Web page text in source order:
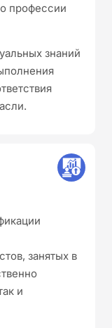
профессии
знаний
занятых в
и